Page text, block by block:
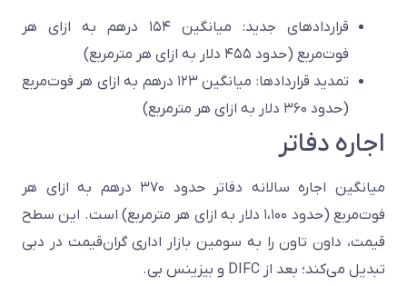
قراردادهای جدید: میانگین ۱۵۴ درهم به ازای هر
فوت‌مربع (حدود ۴۵۵ دلار به ازای هر مترمربع)
تمدید قراردادها: میانگین ۱۲۳ درهم به ازای هر فوت‌مربع
(حدود ۳۶۰ دلار به ازای هر مترمربع)
اجاره دفاتر
میانگین اجاره سالانه دفاتر حدود ۳۷۰ درهم به ازای هر
فوت‌مربع (حدود ۱،۱۰۰ دلار به ازای هر مترمربع) است. این سطح
قیمت، داون تاون را به سومین بازار اداری گران‌قیمت در دبی
تبدیل می‌کند؛ بعد از DIFC و بیزینس بی.